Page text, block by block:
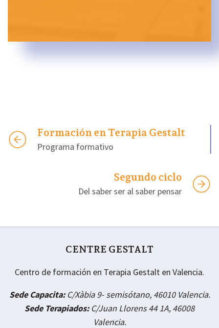
Formación en Terapia Gestalt
Programa formativo
Segundo ciclo
Del saber ser al saber pensar
CENTRE GESTALT
Centro de formación en Terapia Gestalt en Valencia.
Sede Capacita:C/Xàbia 9- semisótano, 46010 Valencia.
Sede Terapiados:C/Juan Llorens 44 1A, 46008
Valencia.